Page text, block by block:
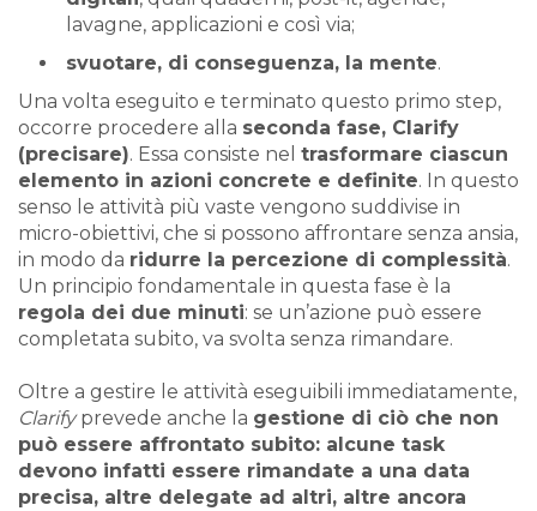
lavagne, applicazioni e così via;
svuotare, di conseguenza, la mente.
Una volta eseguito e terminato questo primo step,
occorre procedere alla seconda fase, Clarify
(precisare). Essa consiste nel trasformare ciascun
elemento in azioni concrete e definite. In questo
senso le attività più vaste vengono suddivise in
micro-obiettivi, che si possono affrontare senza ansia,
in modo da ridurre la percezione di complessità.
Un principio fondamentale in questa fase è la
regola dei due minuti: se un’azione può essere
completata subito, va svolta senza rimandare.
Oltre a gestire le attività eseguibili immediatamente,
Clarifyprevede anche la gestione di ciò che non
può essere affrontato subito: alcune task
devono infatti essere rimandate a una data
precisa, altre delegate ad altri, altre ancora